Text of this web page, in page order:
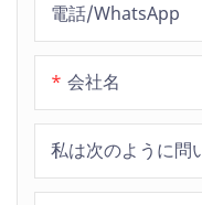
スパイラル水ギ
ス
RV用ウォーター
引き出しホース
電話/WhatsApp
会社名
私は次のように問